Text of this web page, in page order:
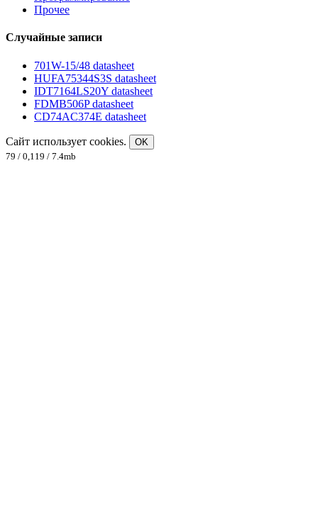
Прочее
Случайные записи
701W-15/48 datasheet
HUFA75344S3S datasheet
IDT7164LS20Y datasheet
FDMB506P datasheet
CD74AC374E datasheet
Сайт использует cookies.
OK
79 / 0,119 / 7.4mb